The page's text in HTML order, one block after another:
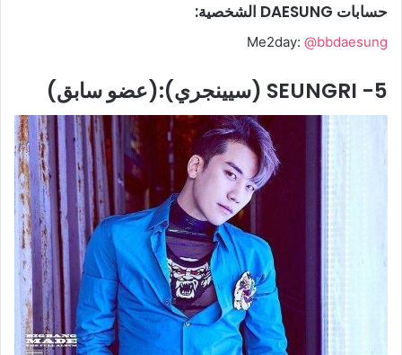
حسابات DAESUNG الشخصية:
Me2day: @bbdaesung
5- SEUNGRI (سيينجري):(عضو سابق)